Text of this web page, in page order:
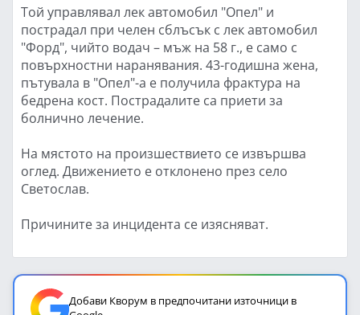
Той управлявал лек автомобил "Опел" и
пострадал при челен сблъсък с лек автомобил
"Форд", чийто водач – мъж на 58 г., е само с
повърхностни наранявания. 43-годишна жена,
пътувала в "Опел"-а е получила фрактура на
бедрена кост. Пострадалите са приети за
болнично лечение.
На мястото на произшествието се извършва
оглед. Движението е отклонено през село
Светослав.
Причините за инцидента се изясняват.
Добави Кворум в предпочитани източници в